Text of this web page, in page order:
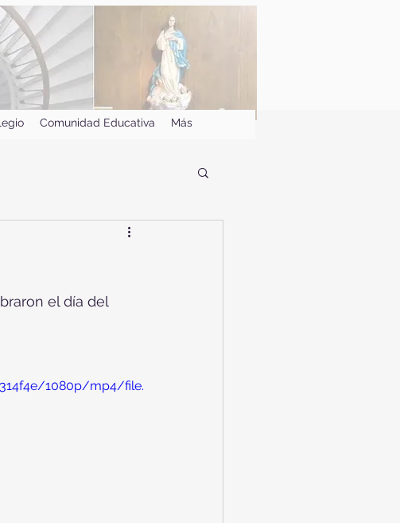
Comunidad Educativa Más
el día del
1080p/mp4/file.